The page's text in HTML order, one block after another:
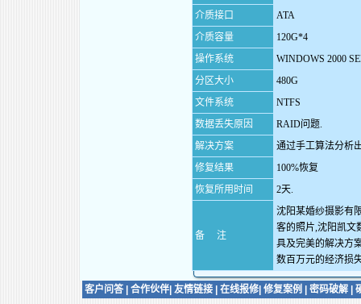
介质接口
ATA
介质容量
120G*4
操作系统
WINDOWS 2000
分区大小
480G
文件系统
NTFS
数据丢失原因
RAID问题.
解决方案
通过手工算法分析
修复结果
100%恢复
恢复所用时间
2天.
备 注
沈阳某婚纱摄影有
客的照片,沈阳凯文
具及完美的解决方
数百万元的经济损
客户问答| 合作伙伴| 友情链接| 在线报修| 修复案例 密码破解